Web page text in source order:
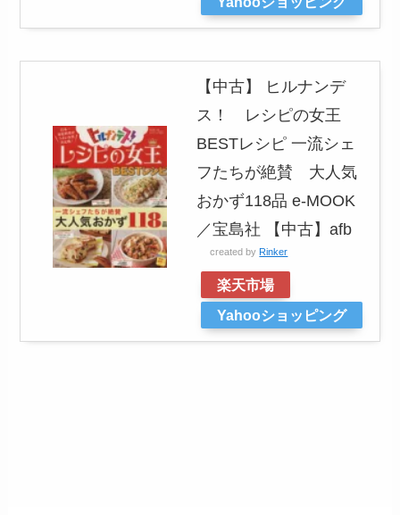
【中古】 ヒルナンデ
ス！ レシピの女王
BESTレシピ 一流シェ
フたちが絶賛 大人気
おかず118品 e‐MOOK
／宝島社 【中古】afb
created by Rinker
楽天市場
Yahooショッピング